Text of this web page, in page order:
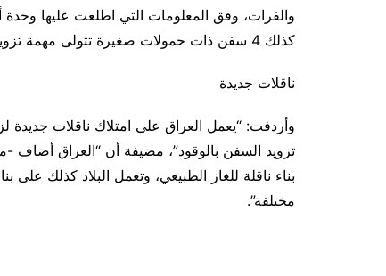
والفرات، وفق المعلومات التي اطلعت عليها وحدة
كذلك 4 سفن ذات حمولات صغيرة تتولى مهمة تزويد السفن بالوقود”.
ناقلات جديدة
وأردفت: “يعمل العراق على امتلاك ناقلات جديدة
بناء ناقلة للغاز الطبيعي، وتعمل البلاد كذلك
مختلفة”.